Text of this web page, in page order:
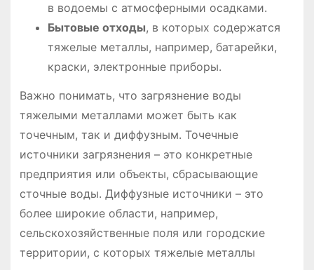
в водоемы с атмосферными осадками.
Бытовые отходы, в которых содержатся
тяжелые металлы, например, батарейки,
краски, электронные приборы.
Важно понимать, что загрязнение воды
тяжелыми металлами может быть как
точечным, так и диффузным. Точечные
источники загрязнения – это конкретные
предприятия или объекты, сбрасывающие
сточные воды. Диффузные источники – это
более широкие области, например,
сельскохозяйственные поля или городские
территории, с которых тяжелые металлы